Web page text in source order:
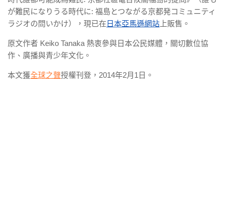
が難民になりうる時代に: 福島とつながる京都発コミュニティ
ラジオの問いかけ），現已在 日本亞馬遜網站 上販售。
原文作者 Keiko Tanaka 熱衷參與日本公民媒體，關切數位協
作、廣播與青少年文化。
本文獲全球之聲授權刊登，2014年2月1日。